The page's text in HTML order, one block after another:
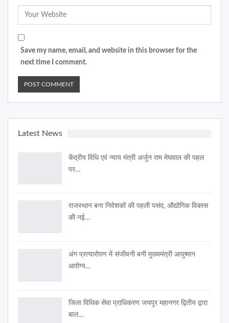
Save my name, email, and website in this browser for the
next time I comment.
Latest News
केंद्रीय विधि एवं न्याय मंत्री अर्जुन राम मेघवाल की पहल
पर…
राजस्थान बना निवेशकों की पहली पसंद, औद्योगिक विकास
की नई…
अंग प्रत्यारोपण में संजीवनी बनी मुख्यमंत्री आयुष्मान
आरोग्य…
जिला विधिक सेवा प्राधिकरण जयपुर महानगर द्वितीय द्वारा
बाल…